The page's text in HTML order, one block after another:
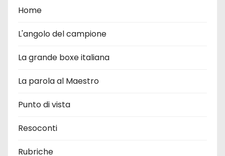
Home
L'angolo del campione
La grande boxe italiana
La parola al Maestro
Punto di vista
Resoconti
Rubriche